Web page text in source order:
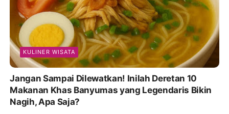
KULINER WISATA
Jangan Sampai Dilewatkan! Inilah Deretan 10
Makanan Khas Banyumas yang Legendaris Bikin
Nagih, Apa Saja?